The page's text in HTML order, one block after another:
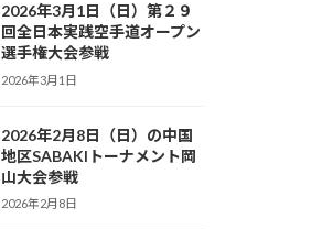
2026年3月1日（日）第２９
回全日本実践空手道オープン
選手権大会参戦
2026年3月1日
2026年2月8日（日）の中国
地区SABAKIトーナメント岡
山大会参戦
2026年2月8日